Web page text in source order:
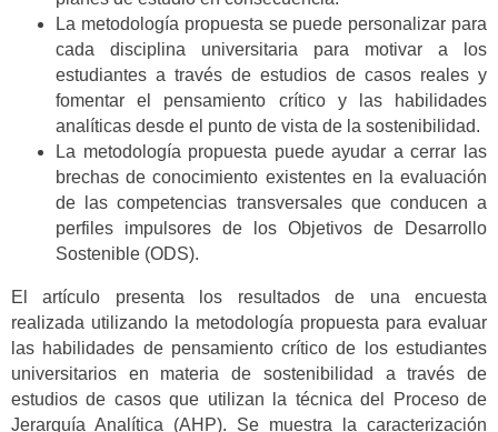
La metodología propuesta se puede personalizar para
cada disciplina universitaria para motivar a los
estudiantes a través de estudios de casos reales y
fomentar el pensamiento crítico y las habilidades
analíticas desde el punto de vista de la sostenibilidad.
La metodología propuesta puede ayudar a cerrar las
brechas de conocimiento existentes en la evaluación
de las competencias transversales que conducen a
perfiles impulsores de los Objetivos de Desarrollo
Sostenible (ODS).
El artículo presenta los resultados de una encuesta
realizada utilizando la metodología propuesta para evaluar
las habilidades de pensamiento crítico de los estudiantes
universitarios en materia de sostenibilidad a través de
estudios de casos que utilizan la técnica del Proceso de
Jerarquía Analítica (AHP). Se muestra la caracterización